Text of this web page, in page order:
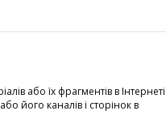
або їх фрагментів в Інтернеті
його каналів і сторінок в